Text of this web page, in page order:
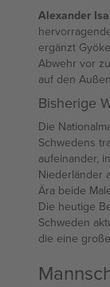
Alexander
ergänzt
Abwehr vor
auf den
Bisherige
Die
Schwedens
aufeinander,
Niederländer
Ära beide
Die heutige
Schweden
die eine